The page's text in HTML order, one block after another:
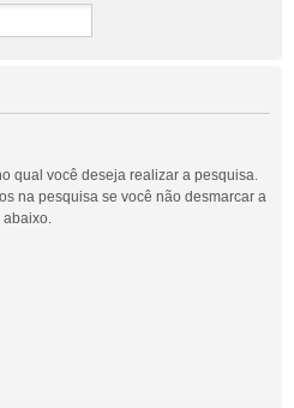
qual você deseja realizar a pesquisa.
na pesquisa se você não desmarcar a
abaixo.